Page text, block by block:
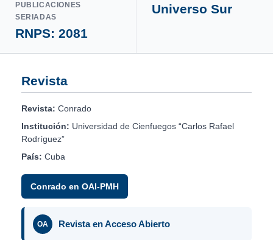
PUBLICACIONES
SERIADAS
RNPS: 2081
Universo Sur
Revista
Revista: Conrado
Institución: Universidad de Cienfuegos “Carlos Rafael
Rodríguez”
País: Cuba
Conrado en OAI-PMH
OA Revista en Acceso Abierto